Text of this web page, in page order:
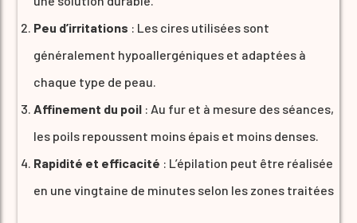
Peu d’irritations : Les cires utilisées sont
généralement hypoallergéniques et adaptées à
chaque type de peau.
Affinement du poil : Au fur et à mesure des séances,
les poils repoussent moins épais et moins denses.
Rapidité et efficacité : L’épilation peut être réalisée
en une vingtaine de minutes selon les zones traitées